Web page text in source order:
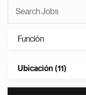
Función
Ubicación (11)